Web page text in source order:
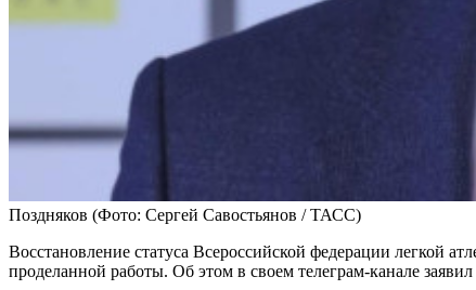
Поздняков (Фото: Сергей Савостьянов / ТАСС)
Восстановление статуса Всероссийской федерации легкой
проделанной работы. Об этом в своем телеграм-канале